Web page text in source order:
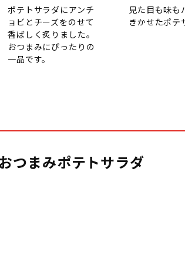
ポテトサラダにアンチ
ョビとチーズをのせて
香ばしく炙りました。
おつまみにぴったりの
一品です。
見た目も味も
きかせたポテ
つまみポテトサラダ